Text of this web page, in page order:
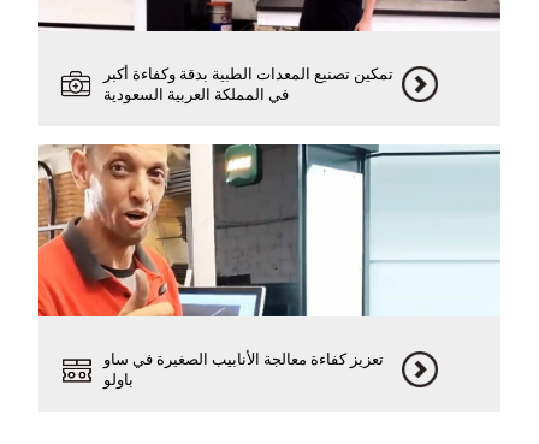
تمكين تصنيع المعدات الطبية بدقة وكفاءة أكبر
في المملكة العربية السعودية
تعزيز كفاءة معالجة الأنابيب الصغيرة في ساو
باولو